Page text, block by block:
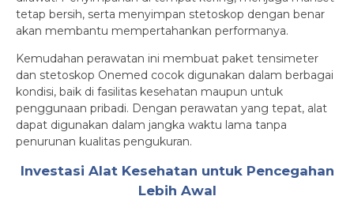
tetap bersih, serta menyimpan stetoskop dengan benar
akan membantu mempertahankan performanya.
Kemudahan perawatan ini membuat paket tensimeter
dan stetoskop Onemed cocok digunakan dalam berbagai
kondisi, baik di fasilitas kesehatan maupun untuk
penggunaan pribadi. Dengan perawatan yang tepat, alat
dapat digunakan dalam jangka waktu lama tanpa
penurunan kualitas pengukuran.
Investasi Alat Kesehatan untuk Pencegahan
Lebih Awal